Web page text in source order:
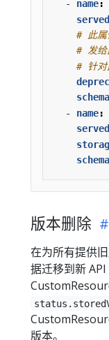
- name:
served
# 此属
# 发给
# 针对
schema
- name:
served
schema
版本删除
在为所有提供
据迁移到新
版本。